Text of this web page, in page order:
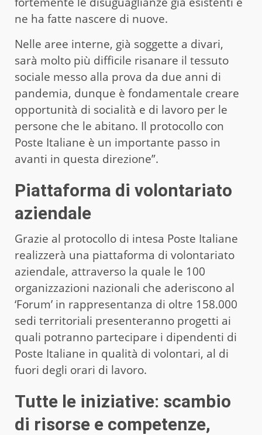
ne ha fatte nascere di nuove.
Nelle aree interne, già soggette a divari,
sarà molto più difficile risanare il tessuto
sociale messo alla prova da due anni di
pandemia, dunque è fondamentale creare
opportunità di socialità e di lavoro per le
persone che le abitano. Il protocollo con
Poste Italiane è un importante passo in
avanti in questa direzione”.
Piattaforma di volontariato
aziendale
Grazie al protocollo di intesa Poste Italiane
realizzerà una piattaforma di volontariato
aziendale, attraverso la quale le 100
organizzazioni nazionali che aderiscono al
‘Forum’ in rappresentanza di oltre 158.000
sedi territoriali presenteranno progetti ai
quali potranno partecipare i dipendenti di
Poste Italiane in qualità di volontari, al di
fuori degli orari di lavoro.
Tutte le iniziative: scambio
di risorse e competenze,